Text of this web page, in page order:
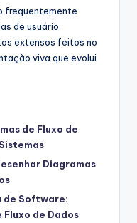
frequentemente
de usuário
extensos feitos no
viva que evolui
de Fluxo de
Diagramas
de Software:
Fluxo de Dados